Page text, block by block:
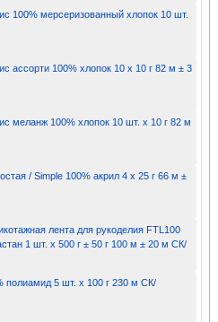
100% мерсеризованный хлопок 10 шт.
ассорти 100% хлопок 10 х 10 г 82 м ± 3
меланж 100% хлопок 10 шт. х 10 г 82 м
/ Simple 100% акрил 4 х 25 г 66 м ±
лента для рукоделия FTL100
1 шт. х 500 г ± 50 г 100 м ± 20 м СК/
полиамид 5 шт. х 100 г 230 м СК/